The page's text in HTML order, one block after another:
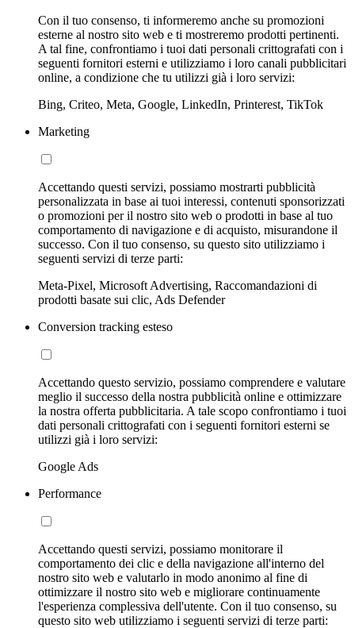
Con il tuo consenso, ti informeremo anche su promozioni
esterne al nostro sito web e ti mostreremo prodotti pertinenti.
A tal fine, confrontiamo i tuoi dati personali crittografati con i
seguenti fornitori esterni e utilizziamo i loro canali pubblicitari
online, a condizione che tu utilizzi già i loro servizi:
Bing, Criteo, Meta, Google, LinkedIn, Printerest, TikTok
Marketing
Accettando questi servizi, possiamo mostrarti pubblicità
personalizzata in base ai tuoi interessi, contenuti sponsorizzati
o promozioni per il nostro sito web o prodotti in base al tuo
comportamento di navigazione e di acquisto, misurandone il
successo. Con il tuo consenso, su questo sito utilizziamo i
seguenti servizi di terze parti:
Meta-Pixel, Microsoft Advertising, Raccomandazioni di
prodotti basate sui clic, Ads Defender
Conversion tracking esteso
Accettando questo servizio, possiamo comprendere e valutare
meglio il successo della nostra pubblicità online e ottimizzare
la nostra offerta pubblicitaria. A tale scopo confrontiamo i tuoi
dati personali crittografati con i seguenti fornitori esterni se
utilizzi già i loro servizi:
Google Ads
Performance
Accettando questi servizi, possiamo monitorare il
comportamento dei clic e della navigazione all'interno del
nostro sito web e valutarlo in modo anonimo al fine di
ottimizzare il nostro sito web e migliorare continuamente
l'esperienza complessiva dell'utente. Con il tuo consenso, su
questo sito web utilizziamo i seguenti servizi di terze parti: